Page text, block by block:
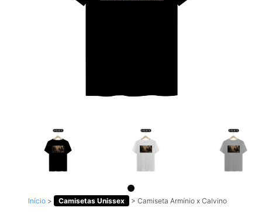
Início > Camisetas Unissex > Camiseta Armínio x Calvino